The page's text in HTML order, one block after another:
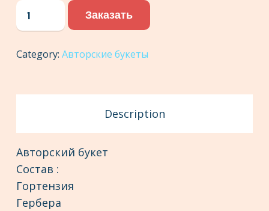
Авторский
букет
Гербера,
Кустовая
Заказать
Category: Авторские букеты
Description
Авторский букет
Состав :
Гортензия
Гербера